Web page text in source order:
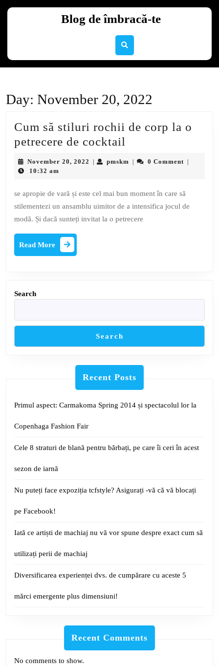
Blog de îmbracă-te
Day: November 20, 2022
Cum să stiluri rochii de corp la o
petrecere de cocktail
de
November 20, 2022 November
pmskm pmskm0 Comment
10:32 am
se apropie de vară și este cel mai bun moment în care să
stilementezi un ansamblu uimitor de a intensifica jocul de
modă. Și dacă sunteți invitat la o petrecere
Read More
More
Search
Search
Recent Posts
Primul aspect: Carmakoma Spring 2014 și spectacolul lor la
Copenhaga Fashion Fair
Cele 8 straturi de blană pentru bărbați, pe care îi ceri în acest
sezon de iarnă
Nu puteți face expoziția tcfstyle? Asigurați -vă că vă blocați
pe Facebook!
Iată ce artiști de machiaj nu vă vor spune despre exact cum să
utilizați perii de machiaj
Diversificarea experienței dvs. de cumpărare cu aceste 5
mărci emergente plus dimensiuni!
Recent Comments
No comments to show.